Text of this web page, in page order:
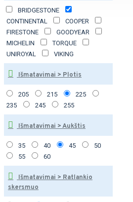
BRIDGESTONE
CONTINENTAL
COOPER
FIRESTONE
GOODYEAR
MICHELIN
TORQUE
UNIROYAL
VIKING
Išmatavimai > Plotis
205 215
225
235
245 255
Išmatavimai > Aukštis
35 40 45
50
55
60
Išmatavimai > Ratlankio
skersmuo